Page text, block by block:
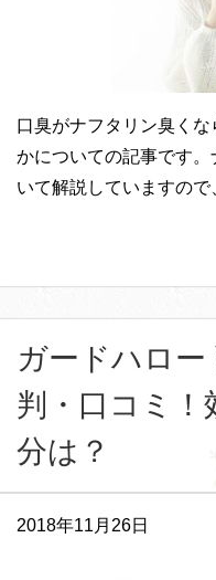
口臭がナフタリン臭く
かについての記事です
いて解説していますので
ガードハロ
判・口コミ！
分は？
2018年11月26日